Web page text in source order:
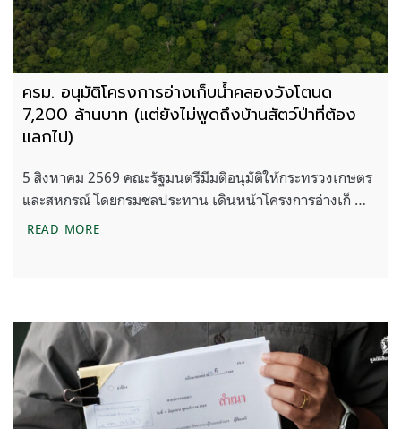
ครม. อนุมัติโครงการอ่างเก็บน้ำคลองวังโตนด
7,200 ล้านบาท (แต่ยังไม่พูดถึงบ้านสัตว์ป่าที่ต้อง
แลกไป)
5 สิงหาคม 2569 คณะรัฐมนตรีมีมติอนุมัติให้กระทรวงเกษตร
และสหกรณ์ โดยกรมชลประทาน เดินหน้าโครงการอ่างเก็ …
READ MOREครม. อนุมัติโครงการอ่างเก็บน้ำคลองวังโตนด